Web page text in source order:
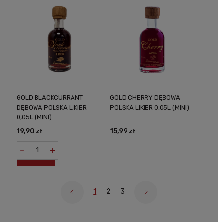
GOLD BLACKCURRANT
DĘBOWA POLSKA LIKIER
0,05L (MINI)
19,90 zł
- +
GOLD CHERRY DĘBOWA
POLSKA LIKIER 0,05L (MINI)
15,99 zł
1 2 3